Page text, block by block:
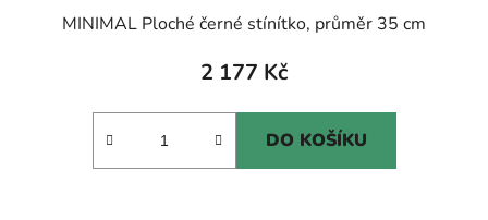
MINIMAL Ploché černé stínítko, průměr 35 cm
2 177 Kč
DO KOŠÍKU